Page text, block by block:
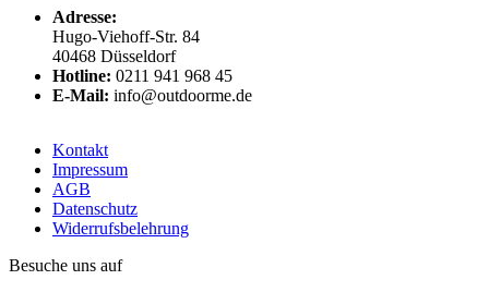
Adresse:
Hugo-Viehoff-Str. 84
40468 Düsseldorf
Hotline: 0211 941 968 45
E-Mail: info@outdoorme.de
Kontakt
Impressum
AGB
Datenschutz
Widerrufsbelehrung
Besuche uns auf